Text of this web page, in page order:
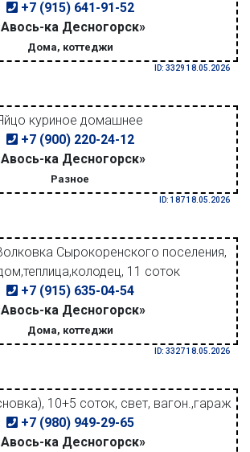
+7 (915) 641-91-52
ка Десногорск»
Дома, коттеджи
ID: 3329 18.05.2026
куриное домашнее
+7 (900) 220-24-12
ка Десногорск»
Разное
ID: 187 18.05.2026
Сырокоренского поселения,
11 соток
+7 (915) 635-04-54
ка Десногорск»
Дома, коттеджи
ID: 3327 18.05.2026
10+5 соток, свет, вагон.,гараж
+7 (980) 949-29-65
ка Десногорск»